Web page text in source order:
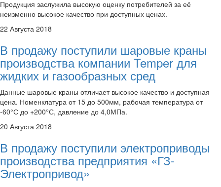
Продукция заслужила высокую оценку потребителей за её
неизменно высокое качество при доступных ценах.
22 Августа 2018
В продажу поступили шаровые краны
производства компании Temper для
жидких и газообразных сред
Данные шаровые краны отличает высокое качество и доступная
цена. Номенклатура от 15 до 500мм, рабочая температура от
-60°С до +200°С, давление до 4,0МПа.
20 Августа 2018
В продажу поступили электроприводы
производства предприятия «ГЗ-
Электропривод»